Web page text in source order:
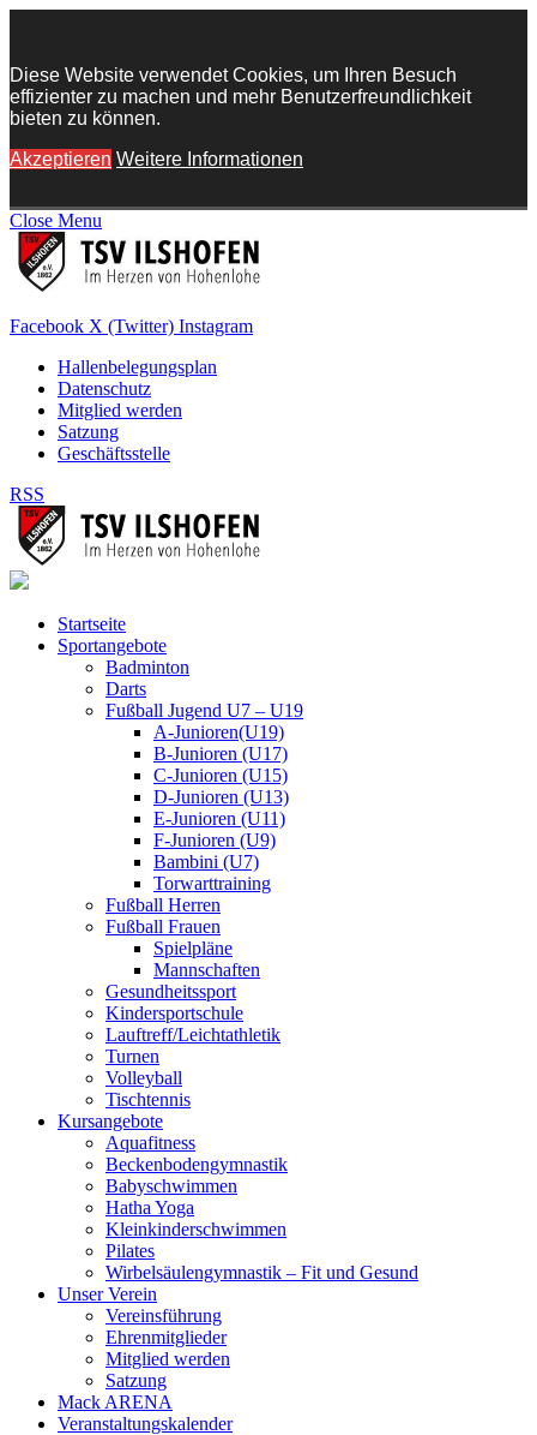
Diese Website verwendet Cookies, um Ihren Besuch
effizienter zu machen und mehr Benutzerfreundlichkeit
bieten zu können.
Akzeptieren Weitere Informationen
Close Menu
Facebook X (Twitter) Instagram
Hallenbelegungsplan
Datenschutz
Mitglied werden
Satzung
Geschäftsstelle
RSS
Startseite
Sportangebote
Badminton
Darts
Fußball Jugend U7 – U19
A-Junioren(U19)
B-Junioren (U17)
C-Junioren (U15)
D-Junioren (U13)
E-Junioren (U11)
F-Junioren (U9)
Bambini (U7)
Torwarttraining
Fußball Herren
Fußball Frauen
Spielpläne
Mannschaften
Gesundheitssport
Kindersportschule
Lauftreff/Leichtathletik
Turnen
Volleyball
Tischtennis
Kursangebote
Aquafitness
Beckenbodengymnastik
Babyschwimmen
Hatha Yoga
Kleinkinderschwimmen
Pilates
Wirbelsäulengymnastik – Fit und Gesund
Unser Verein
Vereinsführung
Ehrenmitglieder
Mitglied werden
Satzung
Mack ARENA
Veranstaltungskalender